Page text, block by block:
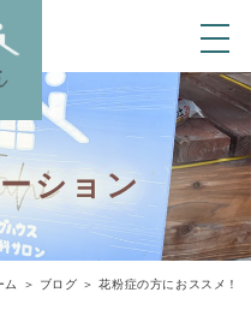
ション
ム ＞ ブログ ＞ 花粉症の方におススメ！